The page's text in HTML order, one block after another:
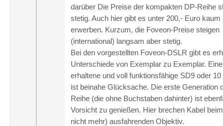
darüber Die Preise der kompakten DP-Reihe
stetig. Auch hier gibt es unter 200,- Euro
erwerben. Kurzum, die Foveon-Preise steigen
(international) langsam aber stetig.
Bei den vorgestellten Foveon-DSLR gibt es
Unterschiede von Exemplar zu Exemplar.
erhaltene und voll funktionsfähige SD9 oder 10
ist beinahe Glücksache. Die erste Generation
Reihe (die ohne Buchstaben dahinter) ist
Vorsicht zu genießen. Hier brechen Kabel
nicht mehr) ausfahrenden Objektiv.